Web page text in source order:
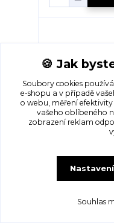
Dívčí
🍪 Jak
Soubory cookies
e-shopu a v případě
o webu, měření
vašeho oblíbeného
zobrazení reklam
Nastavení
Souhlas